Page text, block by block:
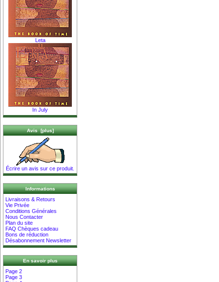
Leta
In July
Avis [plus]
Écrire un avis sur ce produit.
Informations
Livraisons & Retours
Vie Privée
Conditions Générales
Nous Contacter
Plan du site
FAQ Chèques cadeau
Bons de réduction
Désabonnement Newsletter
En savoir plus
Page 2
Page 3